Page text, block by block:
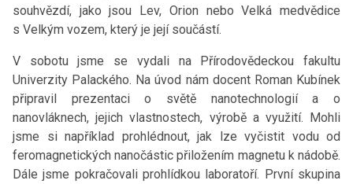
souhvězdí, jako jsou Lev, Orion nebo Velká medvědice
s Velkým vozem, který je její součástí.
V sobotu jsme se vydali na Přírodovědeckou fakultu
Univerzity Palackého. Na úvod nám docent Roman Kubínek
připravil prezentaci o světě nanotechnologií a o
nanovláknech, jejich vlastnostech, výrobě a využití. Mohli
jsme si například prohlédnout, jak lze vyčistit vodu od
feromagnetických nanočástic přiložením magnetu k nádobě.
Dále jsme pokračovali prohlídkou laboratoří. První skupina